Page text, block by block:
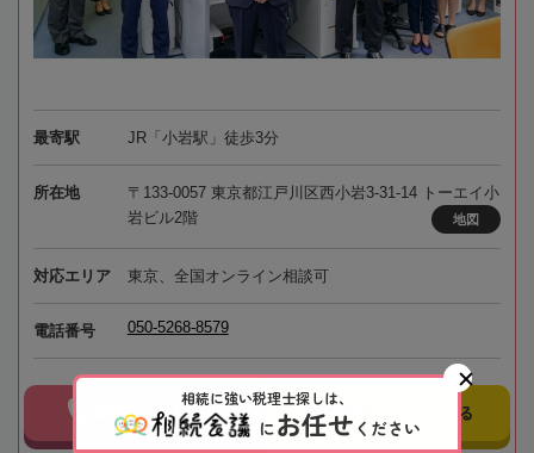
最寄駅 JR「小岩駅」徒歩3分
所在地
〒133-0057 東京都江戸川区西小岩3-31-14 トーエイ小
岩ビル2階
地図
対応エリア 東京、全国オンライン相談可
電話番号 050-5268-8579
事務所に電話する 事務所にメールする
相続に強い税理士探しは、
にお任せ ください